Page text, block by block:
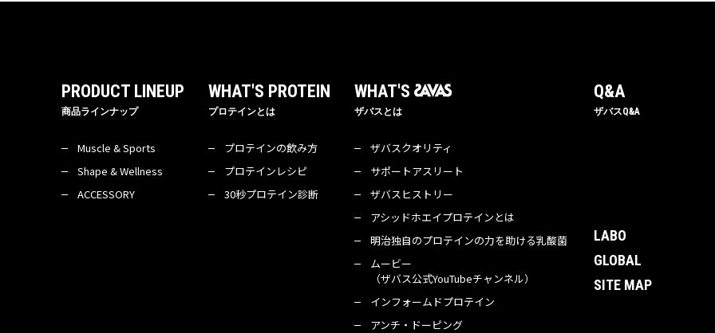
PRODUCT LINEUP
商品ラインナップ
Muscle & Sports
Shape & Wellness
ACCESSORY
WHAT'S PROTEIN
プロテインとは
プロテインの飲み方
プロテインレシピ
30秒プロテイン診断
WHAT'S
ザバスとは
ザバスクオリティ
サポートアスリート
ザバスヒストリー
アシッドホエイプロテインとは
明治独自のプロテインの力を助ける乳酸菌
ムービー
（ザバス公式YouTubeチャンネル）
インフォームドプロテイン
アンチ・ドーピング
Q&A
ザバスQ&A
LABO
GLOBAL
SITE MAP